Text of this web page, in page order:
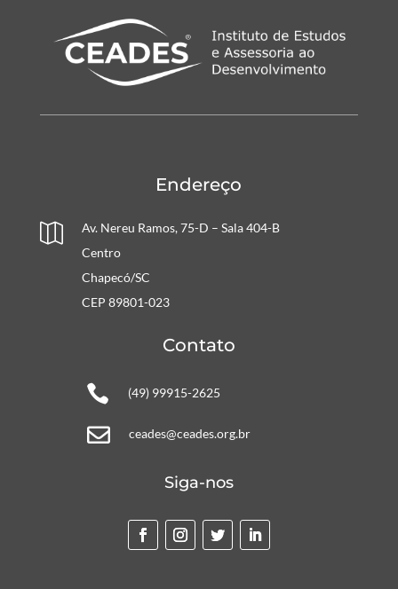
Endereço

Av. Nereu Ramos, 75-D – Sala 404-B
Centro
Chapecó/SC
CEP 89801-023
Contato
 (49) 99915-2625
 ceades@ceades.org.br
Siga-nos